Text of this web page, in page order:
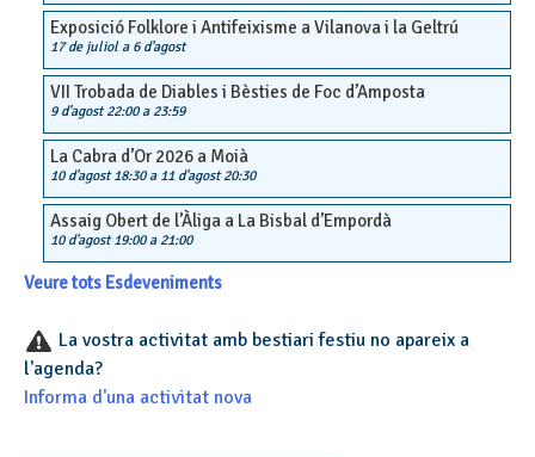
Exposició Folklore i Antifeixisme a Vilanova i la Geltrú
17 de juliola 6 d'agost
VII Trobada de Diables i Bèsties de Foc d’Amposta
9 d'agost 22:00a 23:59
La Cabra d’Or 2026 a Moià
10 d'agost 18:30a 11 d'agost 20:30
Assaig Obert de l’Àliga a La Bisbal d’Empordà
10 d'agost 19:00a 21:00
Veure tots Esdeveniments
La vostra activitat amb bestiari festiu no apareix a
l'agenda?
Informa d'una activitat nova